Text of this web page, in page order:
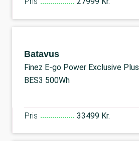
Batavus
Finez E-go Power Exclusive Plus
BES3 500Wh
Pris 33499 Kr.